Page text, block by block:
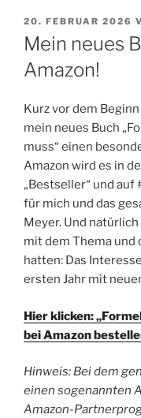
VERÖFFENTLICHT
AM
20. FEBRUAR 2026
Mein neues
Amazon!
Kurz vor dem
mein neues Buch
muss“ einen
Amazon wird es in
„Bestseller“ und
für mich und das
Meyer. Und
mit dem Thema und
hatten: Das
ersten Jahr mit
Hier klicken:
bei Amazon
Hinweis: Bei dem
einen sogenannten
Amazon-